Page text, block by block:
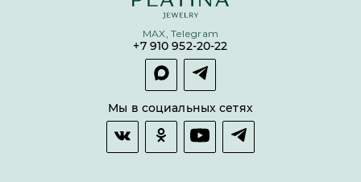
Условия кредитования и рассрочки
Гарантии качества
Часто задаваемые вопросы
MAX, Telegram
+7 910 952-20-22
Мы в социальных сетях